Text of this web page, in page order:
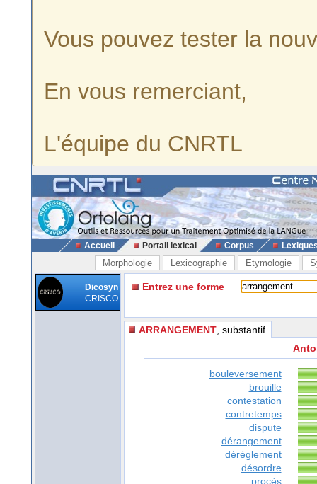
Vous pouvez tester la
En vous remerciant,
L'équipe du CNRTL
Accueil Portail lexical Corpus
Morphologie Lexicographie Etymologie
Dicosyn
CRISCO
Entrez une forme
ARRANGEMENT , substantif
bouleversement
brouille
contestation
contretemps
dispute
dérangement
dérèglement
désordre
procès